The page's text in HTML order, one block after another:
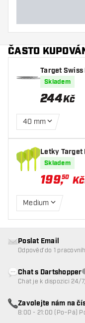
ČASTO
Target Swiss
Skladem
244Kč
40 mm
Letky Target
Skladem
199,50 Kč
Medium
Poslat Email
Odpověď do 1
Chat s Dartshopper
Chat je k dispozici 24/
Zavolejte nám na
8:00 - 21:00 (Po–Pá)